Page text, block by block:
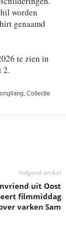
worden
genaamd
te zien in
2.
Collectie
Volgend artikel
uit Oost
filmmiddag
varken Sam